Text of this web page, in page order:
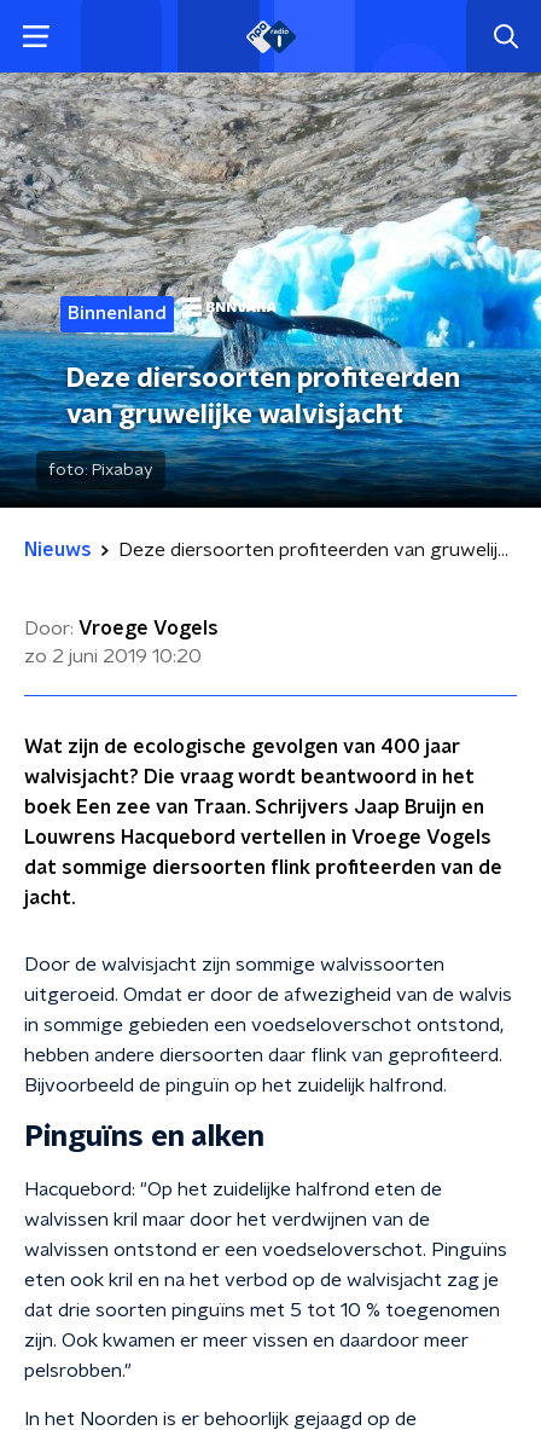
Binnenland
Deze diersoorten profiteerden
van gruwelijke walvisjacht
foto:Pixabay
Nieuws Deze diersoorten profiteerden van gruwelijke walvisjacht
Door: Vroege Vogels
zo 2 juni 2019 10:20
Wat zijn de ecologische gevolgen van 400 jaar
walvisjacht? Die vraag wordt beantwoord in het
boek Een zee van Traan. Schrijvers Jaap Bruijn en
Louwrens Hacquebord vertellen in Vroege Vogels
dat sommige diersoorten flink profiteerden van de
jacht.
Door de walvisjacht zijn sommige walvissoorten
uitgeroeid. Omdat er door de afwezigheid van de walvis
in sommige gebieden een voedseloverschot ontstond,
hebben andere diersoorten daar flink van geprofiteerd.
Bijvoorbeeld de pinguïn op het zuidelijk halfrond.
Pinguïns en alken
Hacquebord: "Op het zuidelijke halfrond eten de
walvissen kril maar door het verdwijnen van de
walvissen ontstond er een voedseloverschot. Pinguïns
eten ook kril en na het verbod op de walvisjacht zag je
dat drie soorten pinguïns met 5 tot 10 % toegenomen
zijn. Ook kwamen er meer vissen en daardoor meer
pelsrobben."
In het Noorden is er behoorlijk gejaagd op de